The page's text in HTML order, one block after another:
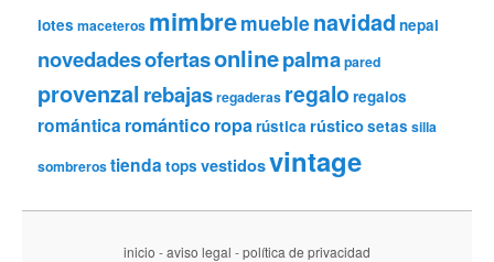
lotes maceteros mimbremueblenavidad nepal
novedadesofertasonlinepalmapared
provenzalrebajasregaderas regalo regalos
romántica románticoroparústica rústicosetas silla
sombrerostienda tops vestidosvintage
inicio -aviso legal -política de privacidad